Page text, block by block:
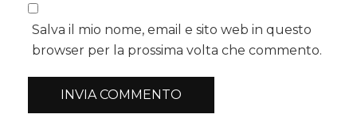
Salva il mio nome, email e sito web in questo
browser per la prossima volta che commento.